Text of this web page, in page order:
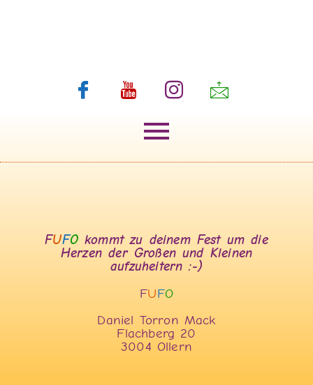
FUFOkommt zu deinem Fest um die
Herzen der Großen und Kleinen
aufzuheitern :-)
FUFO
Daniel Torron Mack
Flachberg 20
3004 Ollern